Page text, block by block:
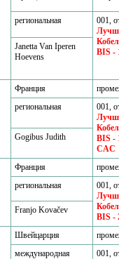
региональная
001,
BIS -
Janetta Van Iperen
Hoevens
Франция
региональная
001,
BIS -
CAC
Gogibus Judith
Франция
региональная
001,
BIS -
Franjo Kovačev
Швейцарция
международная
001,